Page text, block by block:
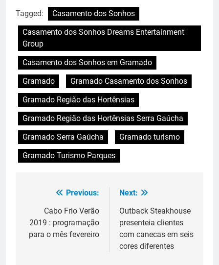
Tagged:
Casamento dos Sonhos
Casamento dos Sonhos Dreams Entertainment
Group
Casamento dos Sonhos em Gramado
Gramado
Gramado Casamento dos Sonhos
Gramado Região das Hortênsias
Gramado Região das Hortênsias Serra Gaúcha
Gramado Serra Gaúcha
Gramado turismo
Gramado Turismo Parques
Navegação
Post
Previous:
Cabo Frio Verão
2019 : programação
para o mês fevereiro
Next:
Outback Steakhouse
presenteia clientes
com canecas em seis
cores diferentes